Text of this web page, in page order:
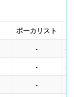
ボーカリスト